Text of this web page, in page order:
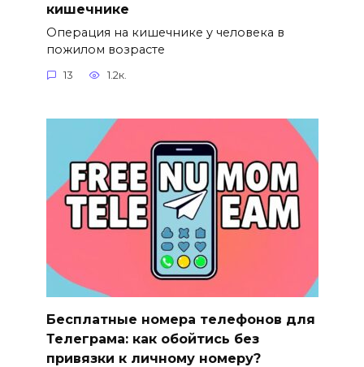
кишечнике
Операция на кишечнике у человека в
пожилом возрасте
13 1.2к.
Бесплатные номера телефонов для
Телеграма: как обойтись без
привязки к личному номеру?